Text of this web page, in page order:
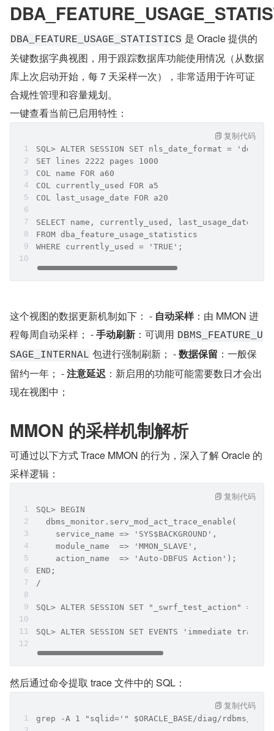
DBA_FEATURE_USAGE_STATISTICS 是 Oracle 提供的
关键数据字典视图，用于跟踪数据库功能使用情况（从数据
库上次启动开始，每 7 天采样一次），非常适用于许可证
合规性管理和容量规划。
一键查看当前已启用特性：
SQL> ALTER SESSION SET nls_date_format = 'dd-
SET lines 2222 pages 1000
COL name FOR a60
COL currently_used FOR a5
COL last_usage_date FOR a20
SELECT name, currently_used, last_usage_date,
FROM dba_feature_usage_statistics
WHERE currently_used = 'TRUE';
复制代码
这个视图的数据更新机制如下： - 自动采样：由 MMON 进
程每周自动采样； - 手动刷新 ：可调用 DBMS_FEATURE_U
SAGE_INTERNAL 包进行强制刷新； - 数据保留 ：一般保
留约一年； - 注意延迟 ：新启用的功能可能需要数日才会出
现在视图中；
MMON 的采样机制解析
可通过以下方式 Trace MMON 的行为，深入了解 Oracle 的
采样逻辑：
SQL> BEGIN
  dbms_monitor.serv_mod_act_trace_enable(
    service_name => 'SYS$BACKGROUND',
    module_name  => 'MMON_SLAVE',
    action_name  => 'Auto-DBFUS Action');
END;
/
SQL> ALTER SESSION SET "_swrf_test_action" = 28;
SQL> ALTER SESSION SET EVENTS 'immediate
复制代码
然后通过命令提取 trace 文件中的 SQL：
grep -A 1 "sqlid='" $ORACLE_BASE/diag/rdbms/
复制代码